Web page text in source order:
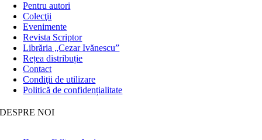
Pentru autori
Colecţii
Evenimente
Revista Scriptor
Librăria „Cezar Ivănescu”
Rețea distribuție
Contact
Condiţii de utilizare
Politică de confidențialitate
DESPRE NOI